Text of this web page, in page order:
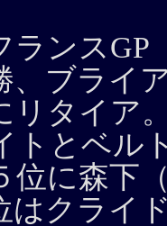
ランスGP
、ブライ
リタイア
トとベル
位に森下
はクライ